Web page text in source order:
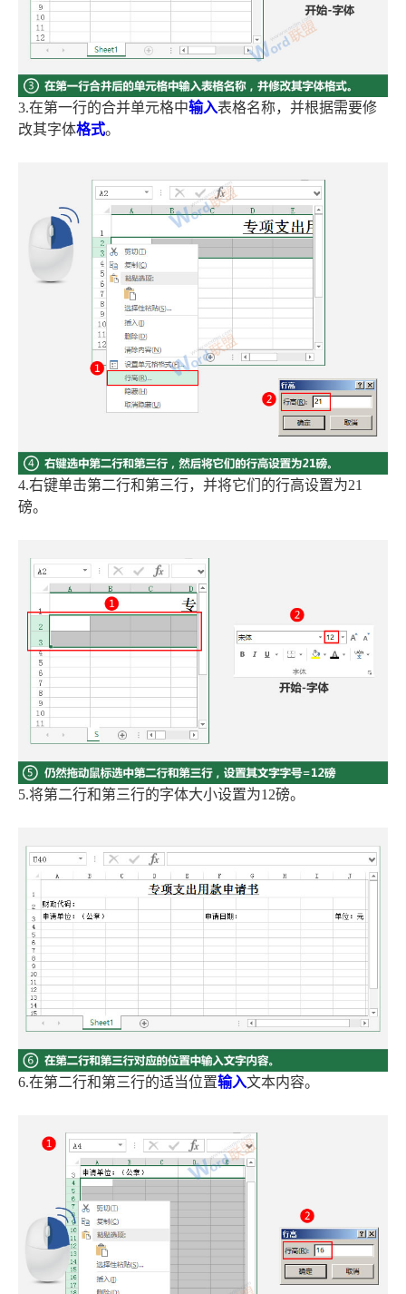
3.在第一行的合并单元格中输入表格名称，并根据需要修
改其字体格式。
4.右键单击第二行和第三行，并将它们的行高设置为21
磅。
5.将第二行和第三行的字体大小设置为12磅。
6.在第二行和第三行的适当位置输入文本内容。